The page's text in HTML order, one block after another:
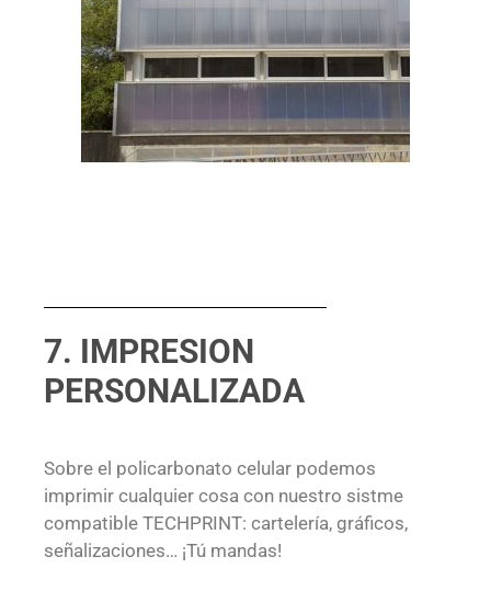
7. IMPRESION
PERSONALIZADA
Sobre el policarbonato celular podemos
imprimir cualquier cosa con nuestro sistme
compatible TECHPRINT: cartelería, gráficos,
señalizaciones… ¡Tú mandas!